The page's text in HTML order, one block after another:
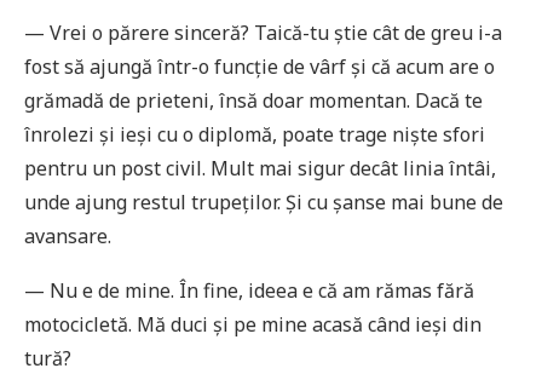
— Vrei o părere sinceră? Taică-tu știe cât de greu i-a
fost să ajungă într-o funcție de vârf și că acum are o
grămadă de prieteni, însă doar momentan. Dacă te
înrolezi și ieși cu o diplomă, poate trage niște sfori
pentru un post civil. Mult mai sigur decât linia întâi,
unde ajung restul trupeților. Și cu șanse mai bune de
avansare.
— Nu e de mine. În fine, ideea e că am rămas fără
motocicletă. Mă duci și pe mine acasă când ieși din
tură?